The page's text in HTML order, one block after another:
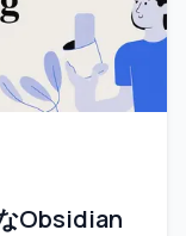
Obsidian